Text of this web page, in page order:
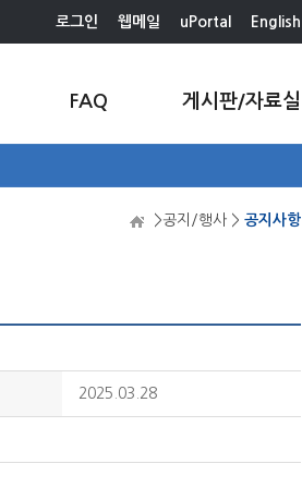
로그인 웹메일 uPortal English
FAQ 게시판/자료실
>공지/행사 > 공지사항
2025.03.28